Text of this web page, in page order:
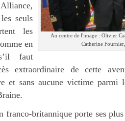
Au centre de l'image : Olivier
Catherine
seuls
les
en
faut
extraordinaire de cette
et sans aucune victime parmi
franco-britannique porte ses